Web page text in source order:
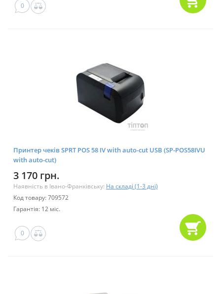
0
Принтер чеків SPRT POS 58 IV with auto-cut USB (SP-POS58IVU
with auto-cut)
3 170 грн.
Наявність в Івано-Франківську: На складі (1-3 дні)
Код товару: 709572
Гарантія: 12 міс.
0